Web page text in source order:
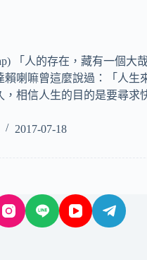
「人的存在，藏有一個大
賴喇嘛曾這麼說過：「人生
，相信人生的目的是要尋求
2017-07-18